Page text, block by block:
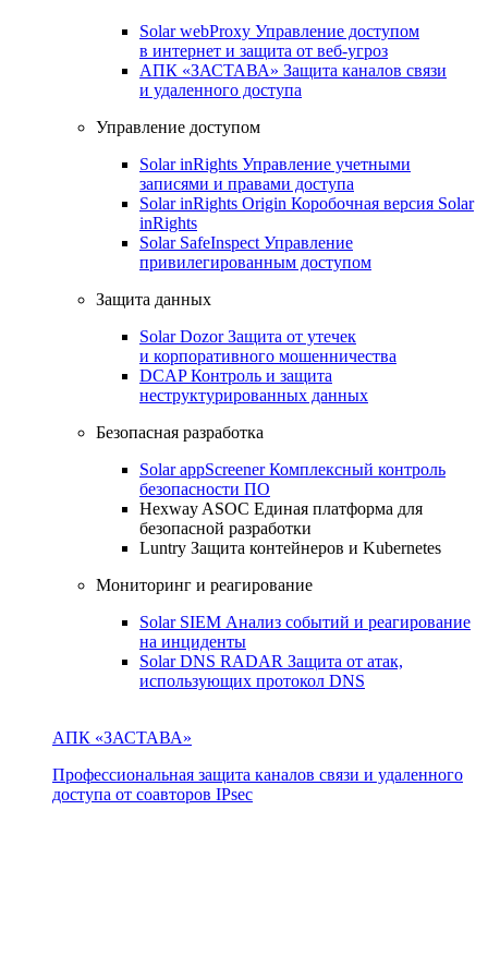
Solar webProxy Управление доступом
в интернет и защита от веб-угроз
АПК «ЗАСТАВА» Защита каналов связи
и удаленного доступа
Управление доступом
Solar inRights Управление учетными
записями и правами доступа
Solar inRights Origin Коробочная версия Solar
inRights
Solar SafeInspect Управление
привилегированным доступом
Защита данных
Solar DozorЗащита от утечек
и корпоративного мошенничества
DCAPКонтроль и защита
неструктурированных данных
Безопасная разработка
Solar appScreenerКомплексный контроль
безопасности ПО
Hexway ASOC Единая платформа для
безопасной разработки
Luntry Защита контейнеров и Kubernetes
Мониторинг и реагирование
Solar SIEM Анализ событий и реагирование
на инциденты
Solar DNS RADAR Защита от атак,
использующих протокол DNS
АПК «ЗАСТАВА»
Профессиональная защита каналов связи и удаленного
доступа от соавторов IPsec